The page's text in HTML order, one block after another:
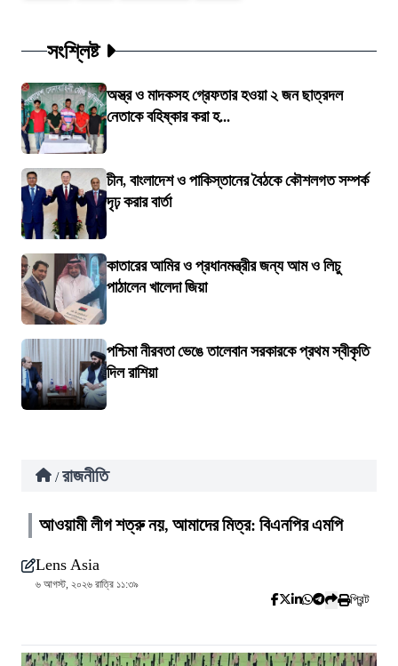
সংশ্লিষ্ট
অস্ত্র ও মাদকসহ গ্রেফতার হওয়া ২ জন ছাত্রদল
নেতাকে বহিষ্কার করা হ...
চীন, বাংলাদেশ ও পাকিস্তানের বৈঠকে কৌশলগত সম্পর্ক
দৃঢ় করার বার্তা
কাতারের আমির ও প্রধানমন্ত্রীর জন্য আম ও লিচু
পাঠালেন খালেদা জিয়া
পশ্চিমা নীরবতা ভেঙে তালেবান সরকারকে প্রথম স্বীকৃতি
দিল রাশিয়া
/ রাজনীতি
আওয়ামী লীগ শত্রু নয়, আমাদের মিত্র: বিএনপির এমপি
Lens Asia
৬ আগস্ট, ২০২৬ রাত্রি ১১:৩৯
প্রিন্ট